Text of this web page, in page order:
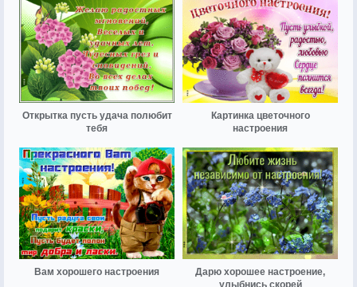
Открытка пусть удача полюбит
тебя
Картинка цветочного
настроения
Вам хорошего настроения
Дарю хорошее настроение,
улыбнись скорей